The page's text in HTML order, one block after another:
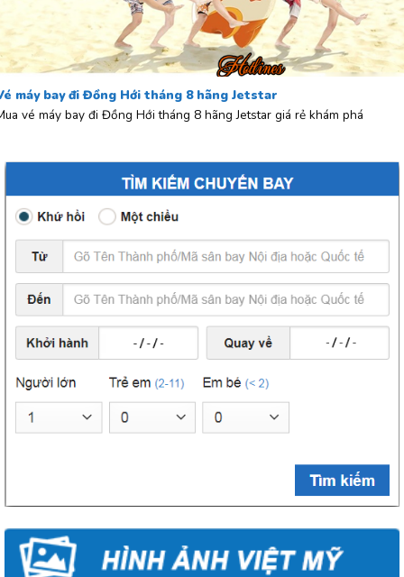
máy bay đi Đồng Hới tháng 8 hãng Jetstar
vé máy bay đi Đồng Hới tháng 8 hãng Jetstar giá rẻ khám phá